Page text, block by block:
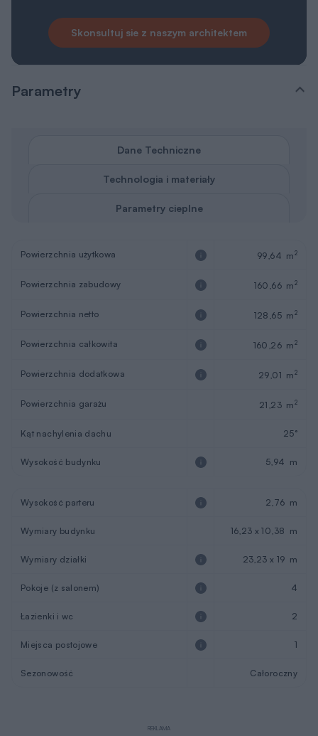
Skonsultuj sie z naszym architektem
Parametry
Dane Techniczne
Technologia i materiały
Parametry cieplne
Powierzchnia użytkowa 99,64 m2
Powierzchnia zabudowy 160,66 m2
Powierzchnia netto 128,65 m2
Powierzchnia całkowita 160,26 m2
Powierzchnia dodatkowa 29,01 m2
Powierzchnia garażu 21,23 m2
Kąt nachylenia dachu 25°
Wysokość budynku 5,94 m
Wysokość parteru 2,76 m
Wymiary budynku 16,23 x 10,38 m
Wymiary działki 23,23 x 19 m
Pokoje (z salonem) 4
Łazienki i wc 2
Miejsca postojowe 1
Sezonowość Całoroczny
REKLAMA